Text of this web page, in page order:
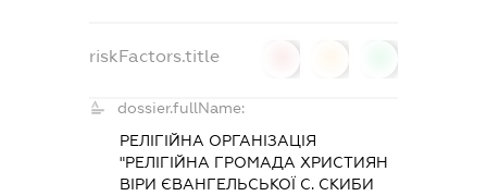
riskFactors.title
dossier.fullName:
РЕЛІГІЙНА ОРГАНІЗАЦІЯ
"РЕЛІГІЙНА ГРОМАДА ХРИСТИЯН
ВІРИ ЄВАНГЕЛЬСЬКОЇ С. СКИБИ